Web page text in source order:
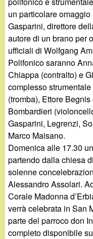
un particolare
Gasparini, direttore
autore di un brano per
ufficiali di Wolfgang
Polifonico saranno
Chiappa (contralto) e
complesso
(tromba), Ettore
Bombardieri
Gasparini, Legrenzi,
Marco Maisano.
Domenica alle 17.30
partendo dalla chiesa
solenne
Alessandro Assolari.
Corale Madonna
verrà celebrata in San
parte del parroco don
completo disponibile